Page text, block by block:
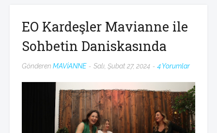
EO Kardeşler Mavianne ile
Sohbetin Daniskasında
Gönderen MAVİANNE Salı, Şubat 27, 2024 4 Yorumlar